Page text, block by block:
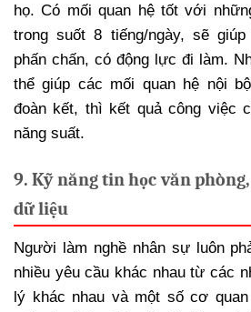
họ. Có mối quan hệ tốt với
trong suốt 8 tiếng/ngày, sẽ
phấn chấn, có động lực đi làm.
thể giúp các mối quan hệ nội
đoàn kết, thì kết quả công việc
năng suất.
9. Kỹ năng tin học văn
dữ liệu
Người làm nghề nhân sự luôn
nhiều yêu cầu khác nhau từ các
lý khác nhau và một số cơ